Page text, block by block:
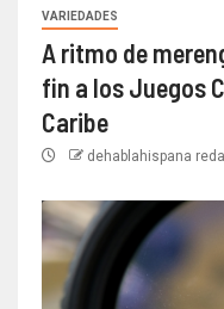
VARIEDADES
A ritmo de
fin a los Juegos
Caribe
dehablahispana